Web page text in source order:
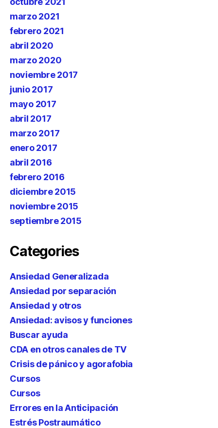
marzo 2021
febrero 2021
abril 2020
marzo 2020
noviembre 2017
junio 2017
mayo 2017
abril 2017
marzo 2017
enero 2017
abril 2016
febrero 2016
diciembre 2015
noviembre 2015
septiembre 2015
Categories
Ansiedad Generalizada
Ansiedad por separación
Ansiedad y otros
Ansiedad: avisos y funciones
Buscar ayuda
CDA en otros canales de TV
Crisis de pánico y agorafobia
Cursos
Cursos
Errores en la Anticipación
Estrés Postraumático